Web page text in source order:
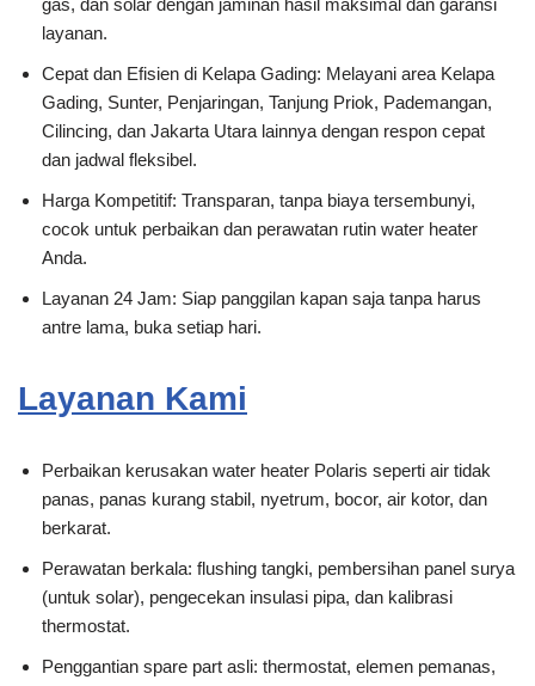
gas, dan solar dengan jaminan hasil maksimal dan garansi
layanan.
Cepat dan Efisien di Kelapa Gading: Melayani area Kelapa
Gading, Sunter, Penjaringan, Tanjung Priok, Pademangan,
Cilincing, dan Jakarta Utara lainnya dengan respon cepat
dan jadwal fleksibel.
Harga Kompetitif: Transparan, tanpa biaya tersembunyi,
cocok untuk perbaikan dan perawatan rutin water heater
Anda.
Layanan 24 Jam: Siap panggilan kapan saja tanpa harus
antre lama, buka setiap hari.
Layanan Kami
Perbaikan kerusakan water heater Polaris seperti air tidak
panas, panas kurang stabil, nyetrum, bocor, air kotor, dan
berkarat.
Perawatan berkala: flushing tangki, pembersihan panel surya
(untuk solar), pengecekan insulasi pipa, dan kalibrasi
thermostat.
Penggantian spare part asli: thermostat, elemen pemanas,